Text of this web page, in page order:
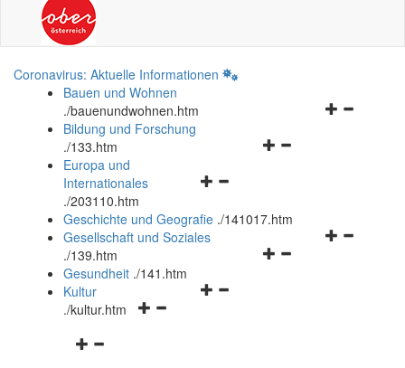
Coronavirus: Aktuelle Informationen
Bauen und Wohnen
./bauenundwohnen.htm
Navigationsmenü
Bildung und Forschung
./133.htm
Navigationsmenü
und
schließen
Europa und
Internationales
./203110.htm
Geschichte und Geografie ./141017.htm
Navigationsmenü
Gesellschaft und Soziales
./139.htm
Navigationsmenü
Gesundheit ./141.htm
Navigationsmenü
Kultur
./kultur.htm
Navigationsmenü